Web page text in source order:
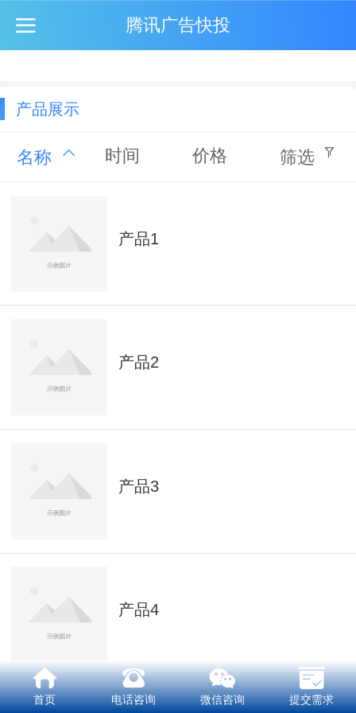
腾讯广告快投
产品展示
名称 时间 价格 筛选
产品1
产品2
产品3
产品4
首页 电话咨询 微信咨询 提交需求